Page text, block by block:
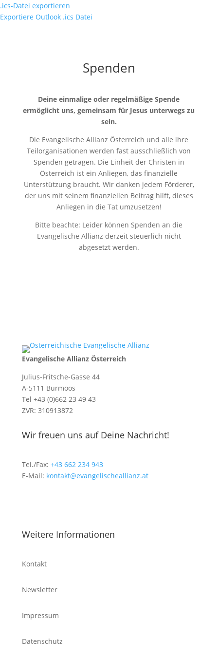
.ics-Datei exportieren
Exportiere Outlook .ics Datei
Spenden
Deine einmalige oder regelmäßige Spende
ermöglicht uns, gemeinsam für Jesus unterwegs zu
sein.
Die Evangelische Allianz Österreich und alle ihre
Teilorganisationen werden fast ausschließlich von
Spenden getragen. Die Einheit der Christen in
Österreich ist ein Anliegen, das finanzielle
Unterstützung braucht. Wir danken jedem Förderer,
der uns mit seinem finanziellen Beitrag hilft, dieses
Anliegen in die Tat umzusetzen!
Bitte beachte: Leider können Spenden an die
Evangelische Allianz derzeit steuerlich nicht
abgesetzt werden.
Evangelische Allianz Österreich
Julius-Fritsche-Gasse 44
A-5111 Bürmoos
Tel +43 (0)662 23 49 43
ZVR: 310913872
Wir freuen uns auf Deine Nachricht!
Tel./Fax: +43 662 234 943
E-Mail: kontakt@evangelischeallianz.at
Weitere Informationen
Kontakt
Newsletter
Impressum
Datenschutz